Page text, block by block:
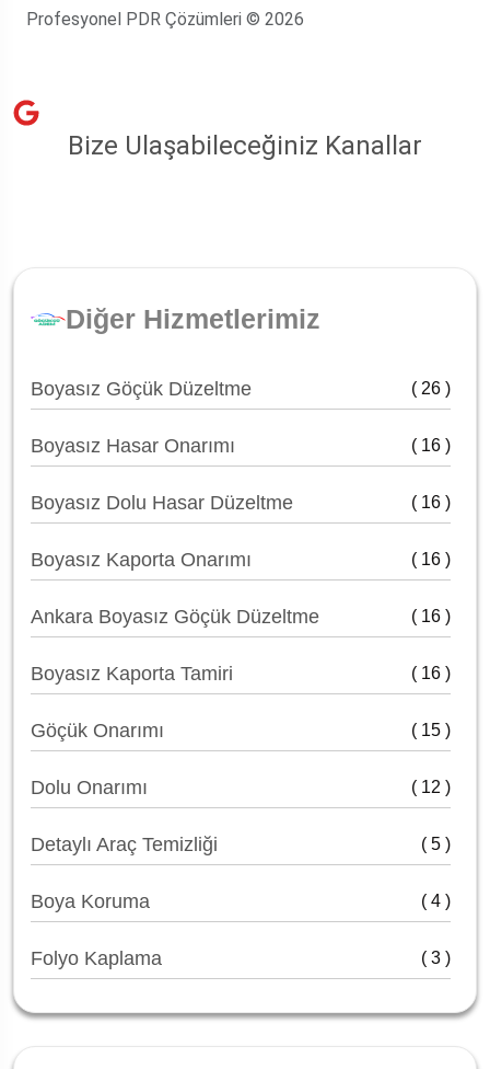
Profesyonel PDR Çözümleri © 2026
Bize Ulaşabileceğiniz Kanallar
Diğer Hizmetlerimiz
Boyasız Göçük Düzeltme ( 26 )
Boyasız Hasar Onarımı ( 16 )
Boyasız Dolu Hasar Düzeltme ( 16 )
Boyasız Kaporta Onarımı ( 16 )
Ankara Boyasız Göçük Düzeltme ( 16 )
Boyasız Kaporta Tamiri ( 16 )
Göçük Onarımı ( 15 )
Dolu Onarımı ( 12 )
Detaylı Araç Temizliği ( 5 )
Boya Koruma ( 4 )
Folyo Kaplama ( 3 )